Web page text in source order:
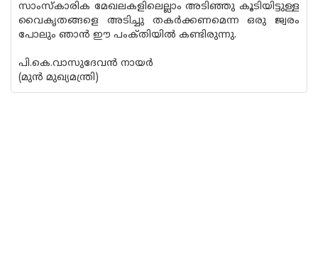
സാംസ്കാരിക മേഖലകളിലെല്ലാം അടിഞ്ഞു കൂടിയിട്ടുള്ള
വൈകൃതങ്ങളെ അടിച്ചു തകർക്കണമെന്ന ഒരു ജ്വരം
പോലും ഞാൻ ഈ പംക്‌തിയിൽ കണ്ടിരുന്നു.
പി.കെ.വാസുദേവൻ നായർ
(മുൻ മുഖ്യമന്ത്രി)